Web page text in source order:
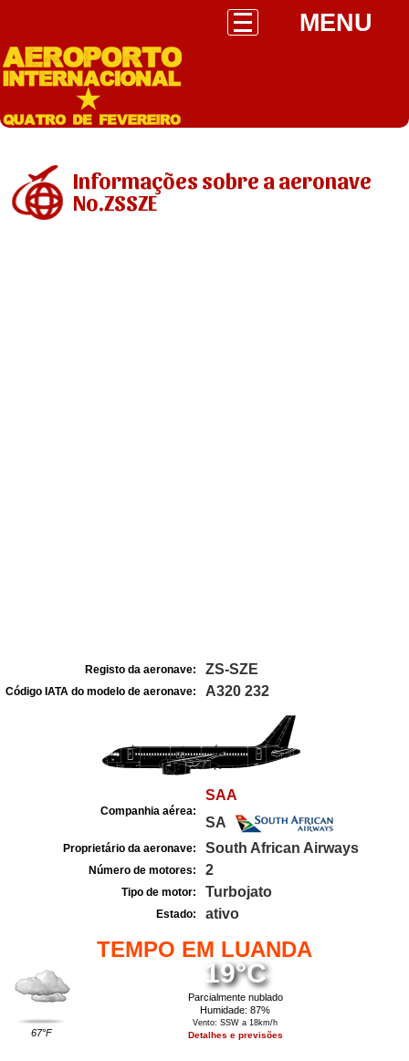
MENU
Informações sobre a aeronave
No.ZSSZE
Registo da aeronave: ZS-SZE
Código IATA do modelo de aeronave: A320 232
Companhia aérea:
SAA
SA
Proprietário da aeronave: South African Airways
Número de motores: 2
Tipo de motor: Turbojato
Estado: ativo
TEMPO EM LUANDA
67°F
19°C
Parcialmente nublado
Humidade: 87%
Vento: SSW a 18km/h
Detalhes e previsões